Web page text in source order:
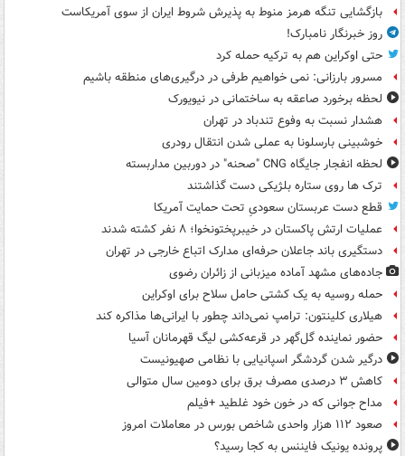
بازگشایی تنگه هرمز منوط به پذیرش شروط ایران از سوی آمریکاست
روز خبرنگار نامبارک!
حتی اوکراین هم به ترکیه حمله کرد
مسرور بارزانی: نمی خواهیم طرفی در درگیری‌های منطقه باشیم
لحظه برخورد صاعقه به ساختمانی در نیویورک
هشدار نسبت به وفوع تندباد در تهران
خوشبینی بارسلونا به عملی شدن انتقال رودری
لحظه انفجار جایگاه CNG "صحنه" در دوربین مداربسته
ترک ها روی ستاره بلژیکی دست گذاشتند
قطع دست عربستان سعودیِ تحت حمایت آمریکا
عملیات ارتش پاکستان در خیبرپختونخوا؛ ۸ نفر کشته شدند
دستگیری باند جاعلان حرفه‌ای مدارک اتباع خارجی در تهران
جاده‌های مشهد آماده میزبانی از زائران رضوی
حمله روسیه به یک کشتی حامل سلاح برای اوکراین
هیلاری کلینتون: ترامپ نمی‌داند چطور با ایرانی‌ها مذاکره کند
حضور نماینده گل‌گهر در قرعه‌کشی لیگ قهرمانان آسیا
درگیر شدن گردشگر اسپانیایی با نظامی صهیونیست
کاهش ۳ درصدی مصرف برق برای دومین سال متوالی
مداح جوانی که در خون خود غلطید +فیلم
صعود ۱۱۲ هزار واحدی شاخص بورس در معاملات امروز
پرونده یونیک فایننس به کجا رسید؟